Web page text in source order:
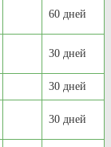
60 дней
30 дней
30 дней
30 дней